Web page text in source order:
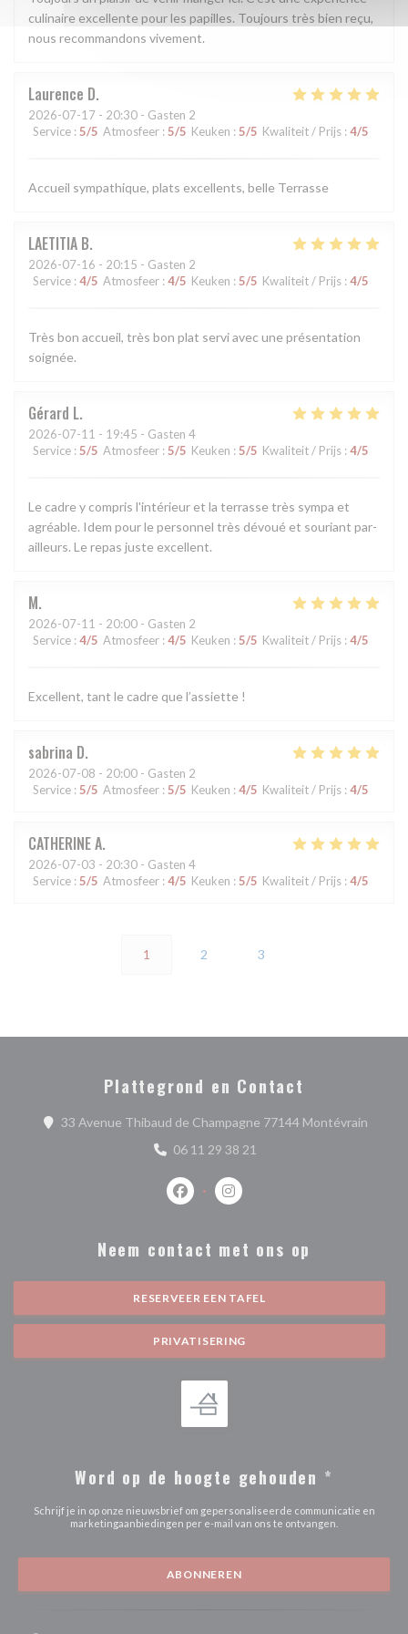
culinaire excellente pour les papilles. Toujours très bien reçu,
nous recommandons vivement.
Laurence D
2026-07-17 - 20:30 - Gasten 2
Service : 5/5 Atmosfeer : 5/5 Keuken : 5/5 Kwaliteit / Prijs : 4/5
Accueil sympathique, plats excellents, belle Terrasse
LAETITIA B
2026-07-16 - 20:15 - Gasten 2
Service : 4/5 Atmosfeer : 4/5 Keuken : 5/5 Kwaliteit / Prijs : 4/5
Très bon accueil, très bon plat servi avec une présentation
soignée.
Gérard L
2026-07-11 - 19:45 - Gasten 4
Service : 5/5 Atmosfeer : 5/5 Keuken : 5/5 Kwaliteit / Prijs : 4/5
Le cadre y compris l'intérieur et la terrasse très sympa et
agréable. Idem pour le personnel très dévoué et souriant par-
ailleurs. Le repas juste excellent.
M
2026-07-11 - 20:00 - Gasten 2
Service : 4/5 Atmosfeer : 4/5 Keuken : 5/5 Kwaliteit / Prijs : 4/5
Excellent, tant le cadre que l’assiette !
sabrina D
2026-07-08 - 20:00 - Gasten 2
Service : 5/5 Atmosfeer : 5/5 Keuken : 4/5 Kwaliteit / Prijs : 4/5
CATHERINEA
2026-07-03 - 20:30 - Gasten 4
Service : 5/5 Atmosfeer : 4/5 Keuken : 5/5 Kwaliteit / Prijs : 4/5
1 2 3
Plattegrond en Contact
33 Avenue Thibaud de Champagne 77144 Montévrain
06 11 29 38 21
Facebook ((opent in een nieuw
Instagram ((opent in een
Neem contact met ons op
RESERVEER EEN TAFEL
PRIVATISERING
Word op de hoogte gehouden *
Schrijf je in op onze nieuwsbrief om gepersonaliseerde communicatie en
marketingaanbiedingen per e-mail van ons te ontvangen.
ABONNEREN